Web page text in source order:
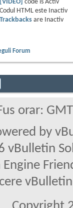
[VIDEO]
code is Activ
Codul HTML este
Inactiv
Trackbacksare
Inactiv
Forum
orar:
by
vBulletin
Engine